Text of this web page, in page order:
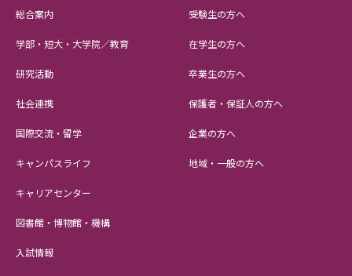
総合案内
学部・短大・大学院／教育
研究活動
社会連携
国際交流・留学
キャンパスライフ
キャリアセンター
図書館・博物館・機構
入試情報
受験生の方へ
在学生の方へ
卒業生の方へ
保護者・保証人の方へ
企業の方へ
地域・一般の方へ